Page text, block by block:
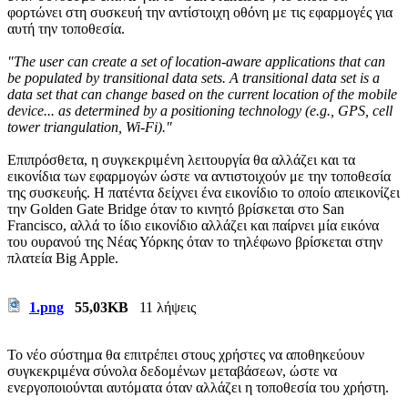
φορτώνει στη συσκευή την αντίστοιχη οθόνη με τις εφαρμογές για
αυτή την τοποθεσία.
"The user can create a set of location-aware applications that can
be populated by transitional data sets. A transitional data set is a
data set that can change based on the current location of the mobile
device... as determined by a positioning technology (e.g., GPS, cell
tower triangulation, Wi-Fi)."
Επιπρόσθετα, η συγκεκριμένη λειτουργία θα αλλάζει και τα
εικονίδια των εφαρμογών ώστε να αντιστοιχούν με την τοποθεσία
της συσκευής. Η πατέντα δείχνει ένα εικονίδιο το οποίο απεικονίζει
την Golden Gate Bridge όταν το κινητό βρίσκεται στο San
Francisco, αλλά το ίδιο εικονίδιο αλλάζει και παίρνει μία εικόνα
του ουρανού της Νέας Υόρκης όταν το τηλέφωνο βρίσκεται στην
πλατεία Big Apple.
1.png 55,03KB 11 λήψεις
Το νέο σύστημα θα επιτρέπει στους χρήστες να αποθηκεύουν
συγκεκριμένα σύνολα δεδομένων μεταβάσεων, ώστε να
ενεργοποιούνται αυτόματα όταν αλλάζει η τοποθεσία του χρήστη.